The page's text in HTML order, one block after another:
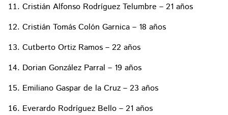
Cristián Alfonso Rodríguez Telumbre – 21 años
Cristián Tomás Colón Garnica – 18 años
Cutberto Ortiz Ramos – 22 años
Dorian González Parral – 19 años
Emiliano Gaspar de la Cruz – 23 años
Everardo Rodríguez Bello – 21 años